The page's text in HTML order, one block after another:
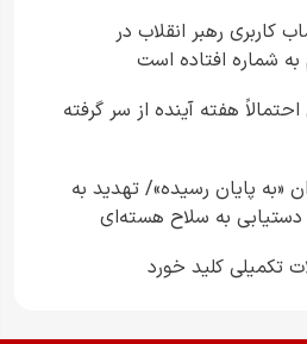
رهبر انقلاب در
به شماره افتاده است​
احتمالاً هفته آینده از سر گرفته
«به پایان رسیده»/ تهدید به
به سلاح هسته‌ای
کلید خورد